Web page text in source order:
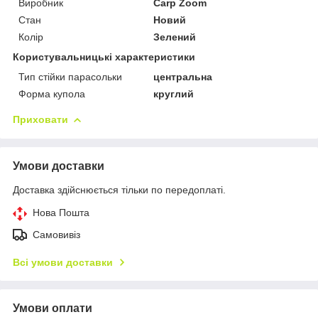
Виробник
Carp Zoom
Стан
Новий
Колір
Зелений
Користувальницькі характеристики
Тип стійки парасольки
центральна
Форма купола
круглий
Приховати
Умови доставки
Доставка здійснюється тільки по передоплаті.
Нова Пошта
Самовивіз
Всі умови доставки
Умови оплати